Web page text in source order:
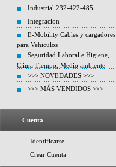
Industrial 232-422-485
Integracion
E-Mobility Cables y cargadores
para Vehiculos
Seguridad Laboral e Higiene,
Clima Tiempo, Medio ambiente
>>> NOVEDADES >>>
>>> MÁS VENDIDOS >>>
Cuenta
Identificarse
Crear Cuenta